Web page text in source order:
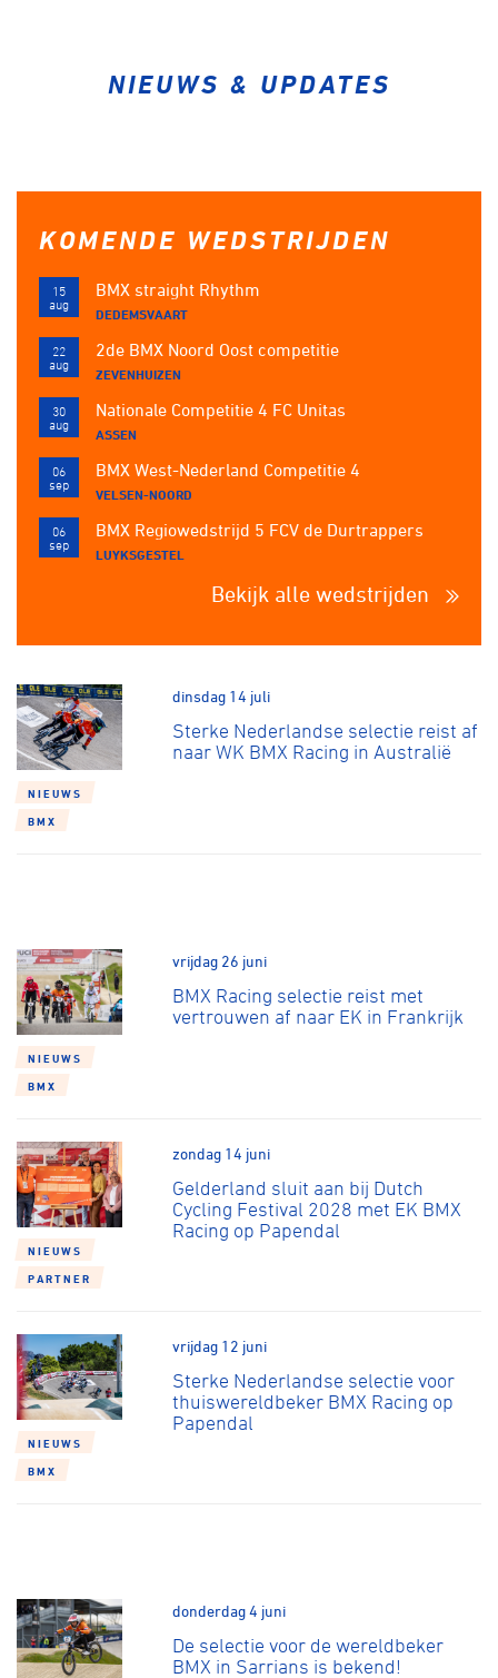
NIEUWS & UPDATES
KOMENDE WEDSTRIJDEN
15
aug
BMX straight Rhythm
DEDEMSVAART
22
aug
2de BMX Noord Oost competitie
ZEVENHUIZEN
30
aug
Nationale Competitie 4 FC Unitas
ASSEN
06
sep
BMX West-Nederland Competitie 4
VELSEN-NOORD
06
sep
BMX Regiowedstrijd 5 FCV de Durtrappers
LUYKSGESTEL
Bekijk alle wedstrijden
NIEUWS
BMX
dinsdag 14 juli
Sterke Nederlandse selectie reist af
naar WK BMX Racing in Australië
NIEUWS
BMX
vrijdag 26 juni
BMX Racing selectie reist met
vertrouwen af naar EK in Frankrijk
NIEUWS
PARTNER
zondag 14 juni
Gelderland sluit aan bij Dutch
Cycling Festival 2028 met EK BMX
Racing op Papendal
NIEUWS
BMX
vrijdag 12 juni
Sterke Nederlandse selectie voor
thuiswereldbeker BMX Racing op
Papendal
donderdag 4 juni
De selectie voor de wereldbeker
BMX in Sarrians is bekend!